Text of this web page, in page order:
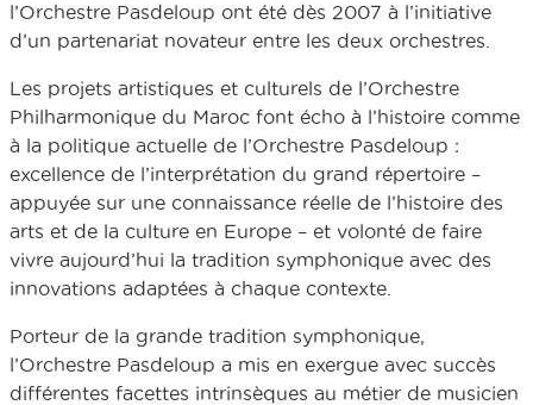
l’Orchestre Pasdeloup ont été dès 2007 à l’initiative
d’un partenariat novateur entre les deux orchestres.
Les projets artistiques et culturels de l’Orchestre
Philharmonique du Maroc font écho à l’histoire comme
à la politique actuelle de l’Orchestre Pasdeloup :
excellence de l’interprétation du grand répertoire –
appuyée sur une connaissance réelle de l’histoire des
arts et de la culture en Europe – et volonté de faire
vivre aujourd’hui la tradition symphonique avec des
innovations adaptées à chaque contexte.
Porteur de la grande tradition symphonique,
l’Orchestre Pasdeloup a mis en exergue avec succès
différentes facettes intrinsèques au métier de musicien